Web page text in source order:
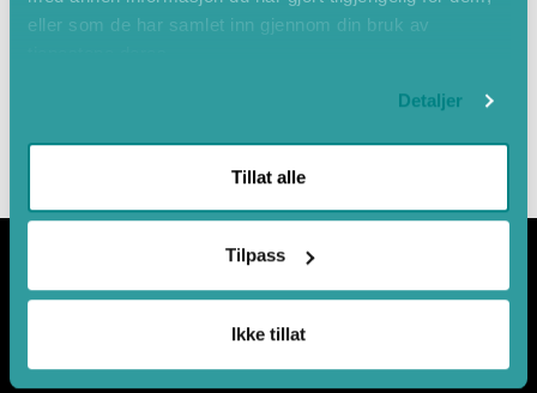
eller som de har samlet inn gjennom din bruk av
Detaljer
Tillat alle
Tilpass
Ikke tillat
Leaflet |© OpenStreetMap
Samarbeidspartnerar